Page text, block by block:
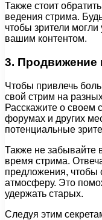
Также стоит
ведения стрима.
чтобы зрители могли
вашим контентом.
3. Продвижение
Чтобы привлечь
свой стрим на
Расскажите о своем
форумах и других
потенциальные
Также не забывайте
время стрима.
предложения, чтобы
атмосферу. Это
удержать старых.
Следуя этим